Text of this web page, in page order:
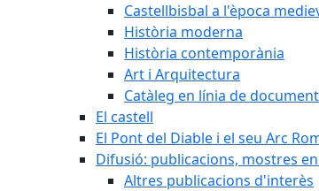
Castellbisbal a l'època
Història moderna
Història contemporània
Art i Arquitectura
Catàleg en línia de
El castell
El Pont del Diable i el seu Arc
Difusió: publicacions, mostres
Altres publicacions d'interès